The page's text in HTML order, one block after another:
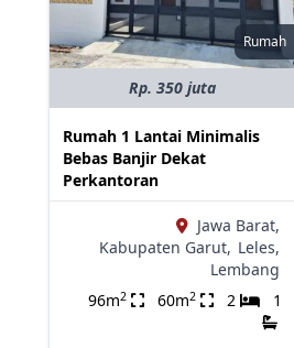
Rumah
Rp. 350 juta
Rumah 1 Lantai Minimalis
Bebas Banjir Dekat
Perkantoran
Jawa Barat,
Kabupaten Garut, Leles,
Lembang
96m2 60m2 2 1